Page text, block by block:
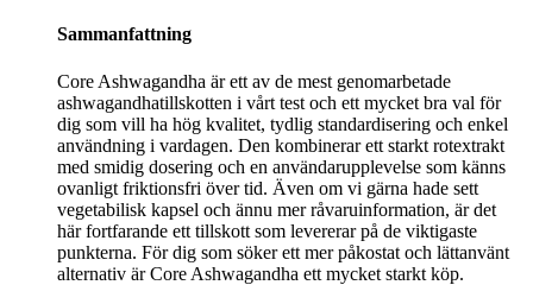
Sammanfattning
Core Ashwagandha är ett av de mest genomarbetade
ashwagandhatillskotten i vårt test och ett mycket bra val för
dig som vill ha hög kvalitet, tydlig standardisering och enkel
användning i vardagen. Den kombinerar ett starkt rotextrakt
med smidig dosering och en användarupplevelse som känns
ovanligt friktionsfri över tid. Även om vi gärna hade sett
vegetabilisk kapsel och ännu mer råvaruinformation, är det
här fortfarande ett tillskott som levererar på de viktigaste
punkterna. För dig som söker ett mer påkostat och lättanvänt
alternativ är Core Ashwagandha ett mycket starkt köp.